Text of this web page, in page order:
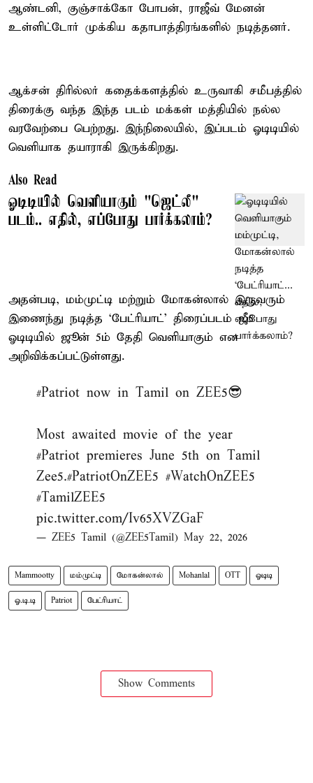
ஆண்டனி, குஞ்சாக்கோ போபன், ராஜீவ் மேனன்
உள்ளிட்டோர் முக்கிய கதாபாத்திரங்களில் நடித்தனர்.
ஆக்சன் திரில்லர் கதைக்களத்தில் உருவாகி சமீபத்தில்
திரைக்கு வந்த இந்த படம் மக்கள் மத்தியில் நல்ல
வரவேற்பை பெற்றது. இந்நிலையில், இப்படம் ஓடிடியில்
வெளியாக தயாராகி இருக்கிறது.
Also Read
ஓடிடியில் வெளியாகும் "ஜெட்லீ"
படம்.. எதில், எப்போது பார்க்கலாம்?
அதன்படி, மம்முட்டி மற்றும் மோகன்லால் இருவரும்
இணைந்து நடித்த `பேட்ரியாட்' திரைப்படம் ஜீ5
ஓடிடியில் ஜூன் 5ம் தேதி வெளியாகும் என
அறிவிக்கப்பட்டுள்ளது.
#Patriot now in Tamil on ZEE5😎
Most awaited movie of the year
#Patriot premieres June 5th on Tamil
Zee5.#PatriotOnZEE5 #WatchOnZEE5
#TamilZEE5
pic.twitter.com/Iv65XVZGaF
— ZEE5 Tamil (@ZEE5Tamil) May 22, 2026
Mammootty மம்முட்டி மோகன்லால் Mohanlal OTT ஓடிடி
ஓ.டி.டி Patriot பேட்ரியாட்
Show Comments